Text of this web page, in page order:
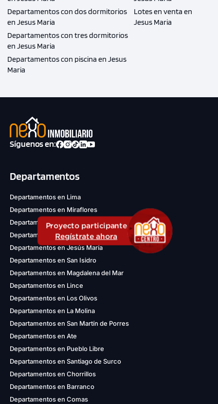
Proyecto participante
Regístrate ahora
Departamentos con dos dormitorios
en Jesus Maria
Departamentos con tres dormitorios
en Jesus Maria
Departamentos con piscina en Jesus
Maria
Lotes en venta en
Jesus Maria
Síguenos en:
Departamentos
Departamentos en Lima
Departamentos en Miraflores
Departamentos en San Borja
Departamentos en San Miguel
Departamentos en Jesús María
Departamentos en San Isidro
Departamentos en Magdalena del Mar
Departamentos en Lince
Departamentos en Los Olivos
Departamentos en La Molina
Departamentos en San Martín de Porres
Departamentos en Ate
Departamentos en Pueblo Libre
Departamentos en Santiago de Surco
Departamentos en Chorrillos
Departamentos en Barranco
Departamentos en Comas